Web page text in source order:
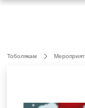
Тоболякам